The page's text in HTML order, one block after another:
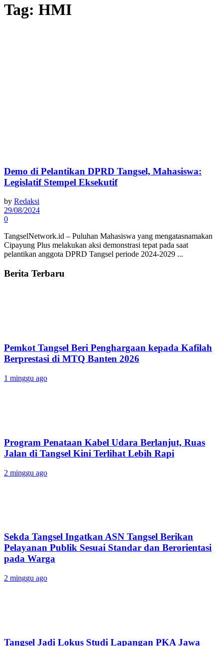
Tag: HMI
Demo di Pelantikan DPRD Tangsel, Mahasiswa:
Legislatif Stempel Eksekutif
by Redaksi
29/08/2024
0
TangselNetwork.id – Puluhan Mahasiswa yang mengatasnamakan
Cipayung Plus melakukan aksi demonstrasi tepat pada saat
pelantikan anggota DPRD Tangsel periode 2024-2029 ...
Berita Terbaru
Pemkot Tangsel Beri Penghargaan kepada Kafilah
Berprestasi di MTQ Banten 2026
1 minggu ago
Program Penataan Kabel Udara Berlanjut, Ruas
Jalan di Tangsel Kini Terlihat Lebih Rapi
2 minggu ago
Sekda Tangsel Ingatkan ASN Tangsel Berikan
Pelayanan Publik Sesuai Standar dan Berorientasi
pada Warga
2 minggu ago
Tangsel Jadi Lokus Studi Lapangan PKA Jawa